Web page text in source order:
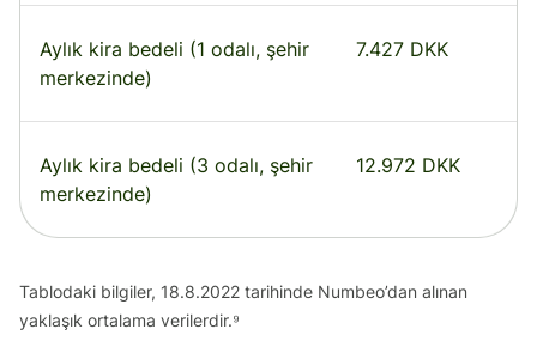
Aylık kira bedeli (1 odalı, şehir
merkezinde)
7.427 DKK
Aylık kira bedeli (3 odalı, şehir
merkezinde)
12.972 DKK
Tablodaki bilgiler, 18.8.2022 tarihinde Numbeo’dan alınan
yaklaşık ortalama verilerdir.⁹